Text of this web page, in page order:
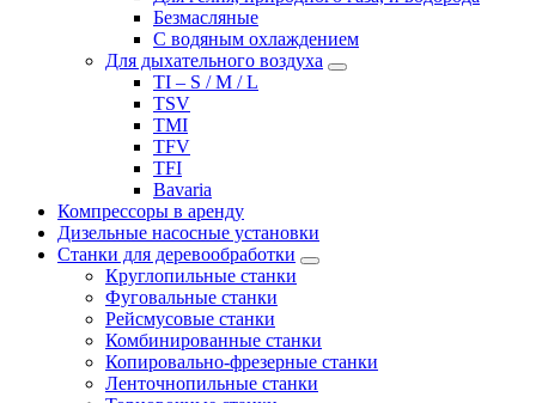
Безмасляные
С водяным охлаждением
Для дыхательного воздуха
TI – S / M / L
TSV
TMI
TFV
TFI
Bavaria
Компрессоры в аренду
Дизельные насосные установки
Станки для деревообработки
Круглопильные станки
Фуговальные станки
Рейсмусовые станки
Комбинированные станки
Копировально-фрезерные станки
Ленточнопильные станки